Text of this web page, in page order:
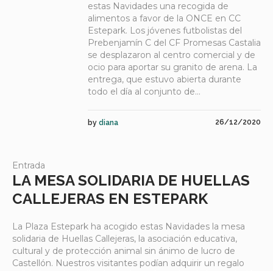
estas Navidades una recogida de
alimentos a favor de la ONCE en CC
Estepark. Los jóvenes futbolistas del
Prebenjamín C del CF Promesas Castalia
se desplazaron al centro comercial y de
ocio para aportar su granito de arena. La
entrega, que estuvo abierta durante
todo el día al conjunto de...
26/12/2020
by diana
Entrada
LA MESA SOLIDARIA DE HUELLAS
CALLEJERAS EN ESTEPARK
La Plaza Estepark ha acogido estas Navidades la mesa
solidaria de Huellas Callejeras, la asociación educativa,
cultural y de protección animal sin ánimo de lucro de
Castellón. Nuestros visitantes podían adquirir un regalo